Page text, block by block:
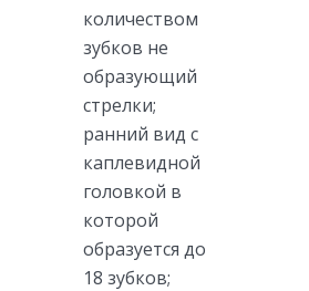
количеством
зубков не
образующий
стрелки;
ранний вид с
каплевидной
головкой в
которой
образуется до
18 зубков;